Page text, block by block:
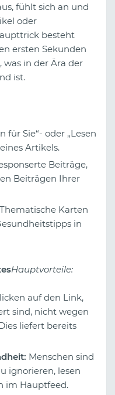
fühlt sich an und
oder
besteht
ersten Sekunden
in der Ära der
ist.
für Sie“- oder „Lesen
Artikels.
Beiträge,
Beiträgen Ihrer
Thematische Karten
in
Hauptvorteile:
auf den Link,
sind, nicht wegen
liefert bereits
Menschen sind
ignorieren, lesen
im Hauptfeed.